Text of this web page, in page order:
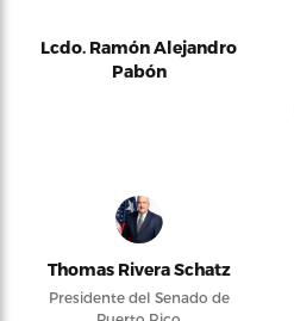
Lcdo. Ramón Alejandro
Pabón
Thomas Rivera Schatz
Presidente del Senado de